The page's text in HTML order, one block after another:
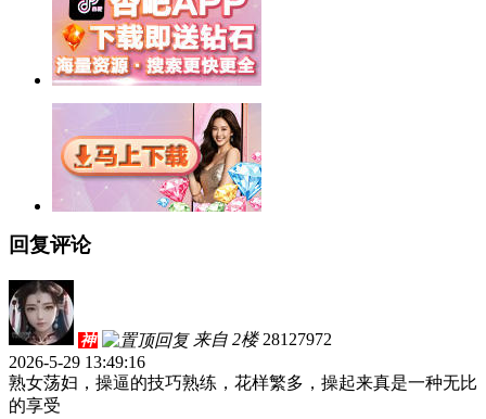
回复评论
神 来自 2楼 28127972
2026-5-29 13:49:16
熟女荡妇，操逼的技巧熟练，花样繁多，操起来真是一种无比
的享受